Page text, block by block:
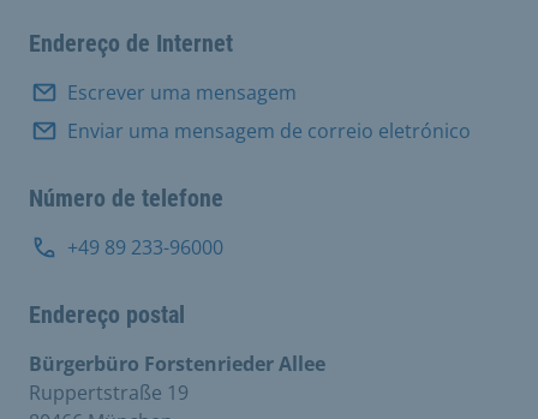
Endereço de Internet
Escrever uma mensagem
Enviar uma mensagem de correio eletrónico
Número de telefone
+49 89 233-96000
Endereço postal
Bürgerbüro Forstenrieder Allee
Ruppertstraße 19